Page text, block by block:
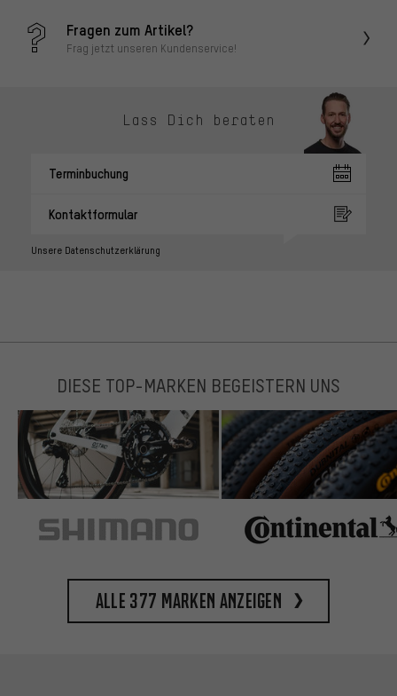
Fragen zum Artikel?
Frag jetzt unseren Kundenservice!
Lass Dich beraten
Terminbuchung
Kontaktformular
Unsere Datenschutzerklärung
DIESE TOP-MARKEN BEGEISTERN UNS
Alle 377 Marken anzeigen